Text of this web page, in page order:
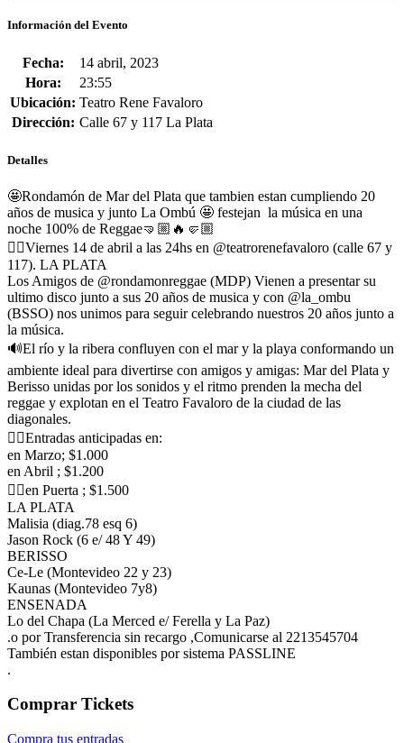
Información del Evento
Fecha:
14 abril, 2023
Hora:
23:55
Ubicación: Teatro Rene Favaloro
Dirección: Calle 67 y 117 La Plata
Detalles
🤩Rondamón de Mar del Plata que tambien estan cumpliendo 20
años de musica y junto La Ombú 🤩 festejan la música en una
noche 100% de Reggae🤜🏼🔥🤛🏼
👉🏾Viernes 14 de abril a las 24hs en @teatrorenefavaloro (calle 67 y
117). LA PLATA
Los Amigos de @rondamonreggae (MDP) Vienen a presentar su
ultimo disco junto a sus 20 años de musica y con @la_ombu
(BSSO) nos unimos para seguir celebrando nuestros 20 años junto a
la música.
🔊El río y la ribera confluyen con el mar y la playa conformando un
ambiente ideal para divertirse con amigos y amigas: Mar del Plata y
Berisso unidas por los sonidos y el ritmo prenden la mecha del
reggae y explotan en el Teatro Favaloro de la ciudad de las
diagonales.
👉🏾Entradas anticipadas en:
en Marzo; $1.000
en Abril ; $1.200
👉🏾en Puerta ; $1.500
LA PLATA
Malisia (diag.78 esq 6)
Jason Rock (6 e/ 48 Y 49)
BERISSO
Ce-Le (Montevideo 22 y 23)
Kaunas (Montevideo 7y8)
ENSENADA
Lo del Chapa (La Merced e/ Ferella y La Paz)
.o por Transferencia sin recargo ,Comunicarse al 2213545704
También estan disponibles por sistema PASSLINE
.
Comprar Tickets
Compra tus entradas